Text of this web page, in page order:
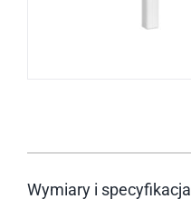
Wymiary i specyfikacja